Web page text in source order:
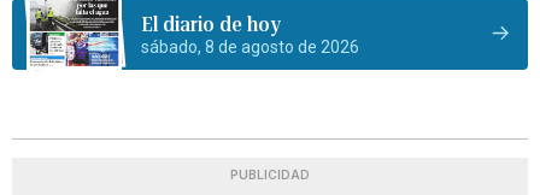
El diario de hoy
sábado, 8 de agosto de 2026
PUBLICIDAD